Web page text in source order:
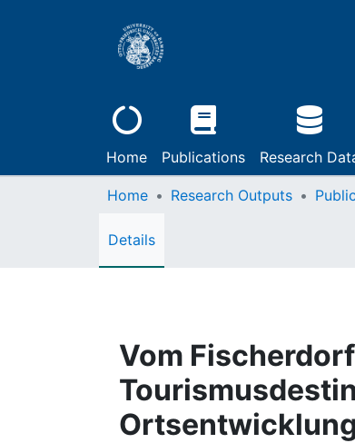
Home Publications Research
Home Research Outputs
Details
Vom